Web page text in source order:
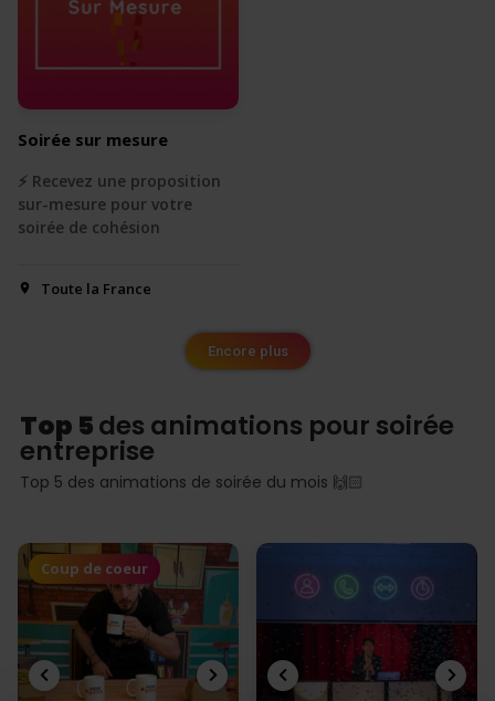
Soirée sur mesure
⚡️ Recevez une proposition
sur-mesure pour votre
soirée de cohésion
Toute la France
Encore plus
Top 5des animations pour soirée
entreprise
Top 5 des animations de soirée du mois 🙌🏻
Coup de coeur